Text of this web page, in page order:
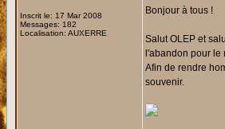
Inscrit le: 17 Mar 2008
Messages: 182
Localisation: AUXERRE
Bonjour à tous !
Salut OLEP et
l'abandon pour le
Afin de rendre
souvenir.